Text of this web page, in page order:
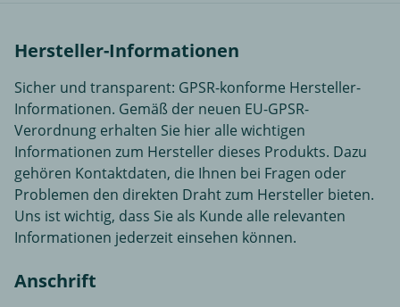
Hersteller-Informationen
Sicher und transparent: GPSR-konforme Hersteller-
Informationen. Gemäß der neuen EU-GPSR-
Verordnung erhalten Sie hier alle wichtigen
Informationen zum Hersteller dieses Produkts. Dazu
gehören Kontaktdaten, die Ihnen bei Fragen oder
Problemen den direkten Draht zum Hersteller bieten.
Uns ist wichtig, dass Sie als Kunde alle relevanten
Informationen jederzeit einsehen können.
Anschrift